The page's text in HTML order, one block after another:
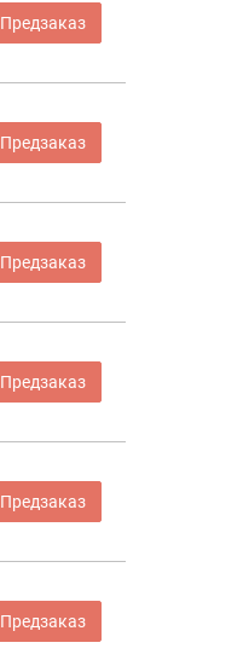
Предзаказ
Предзаказ
Предзаказ
Предзаказ
Предзаказ
Предзаказ